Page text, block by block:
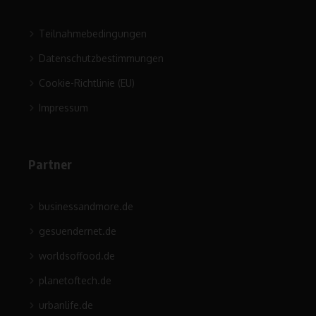
Teilnahmebedingungen
Datenschutzbestimmungen
Cookie-Richtlinie (EU)
Impressum
Partner
businessandmore.de
gesuendernet.de
worldsoffood.de
planetoftech.de
urbanlife.de